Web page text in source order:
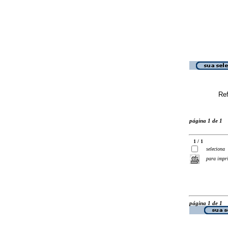
página 1 de 1
1 / 1
seleciona
para
página 1 de 1